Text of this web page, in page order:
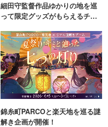
細田守監督作品ゆかりの地を巡
って限定グッズがもらえるチャ
錦糸町PARCOと楽天地を巡る謎
解き企画が開催！